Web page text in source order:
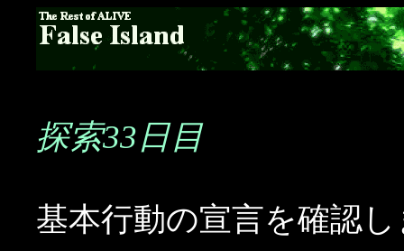
探索33日目
基本行動の宣言を確認